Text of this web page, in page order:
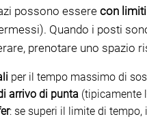
possono esserecon
Quando i posti
prenotare uno spazio
per il tempo massimo di
arrivo di punta (tipicamente
: se superi il limite di